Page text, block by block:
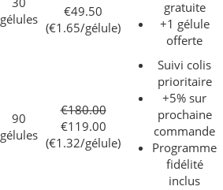
gélules
€49.50
(€1.65/gélule)
gratuite
+1 gélule
offerte
90
gélules
€180.00
€119.00
(€1.32/gélule)
Suivi colis
prioritaire
+5% sur
prochaine
commande
Programme
fidélité
inclus